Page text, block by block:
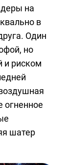
на
в
Один
но
и риском
огненное
шатер